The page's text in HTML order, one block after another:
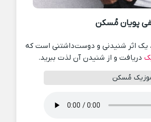
پویان مُسکن
یک اثر شنیدنی و دوست‌داشتنی است که
دریافت و از شنیدن آن لذت ببرید.
مُسکن